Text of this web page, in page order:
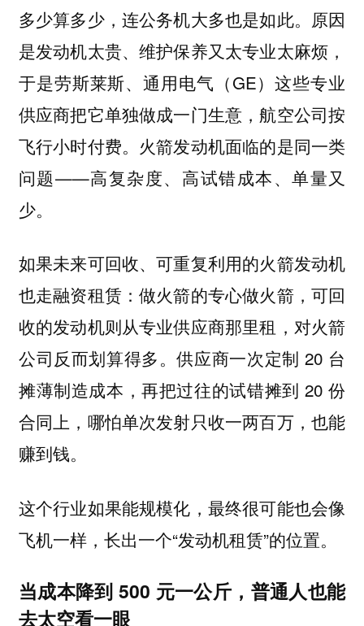
多少算多少，连公务机大多也是如此。原因
是发动机太贵、维护保养又太专业太麻烦，
于是劳斯莱斯、通用电气（GE）这些专业
供应商把它单独做成一门生意，航空公司按
飞行小时付费。火箭发动机面临的是同一类
问题——高复杂度、高试错成本、单量又
少。
如果未来可回收、可重复利用的火箭发动机
也走融资租赁：做火箭的专心做火箭，可回
收的发动机则从专业供应商那里租，对火箭
公司反而划算得多。供应商一次定制 20 台
摊薄制造成本，再把过往的试错摊到 20 份
合同上，哪怕单次发射只收一两百万，也能
赚到钱。
这个行业如果能规模化，最终很可能也会像
飞机一样，长出一个“发动机租赁”的位置。
当成本降到 500 元一公斤，普通人也能
去太空看一眼